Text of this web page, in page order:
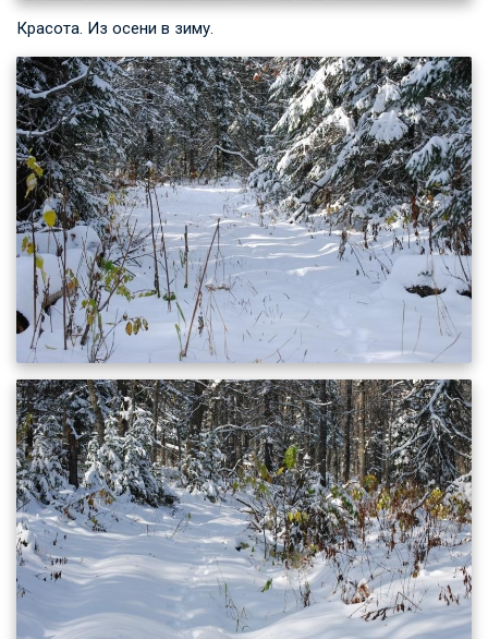
Красота. Из осени в зиму.